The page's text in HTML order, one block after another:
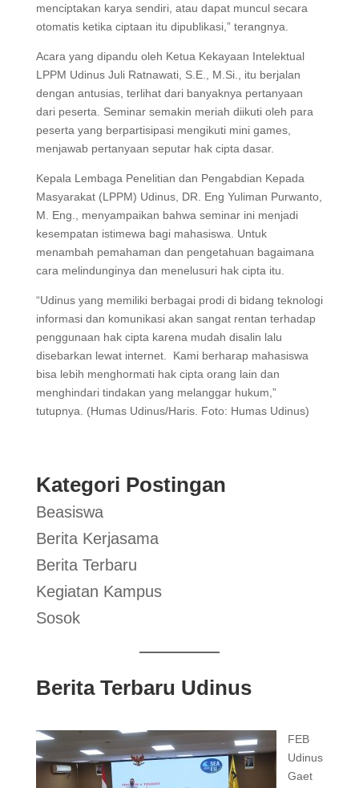
menciptakan karya sendiri, atau dapat muncul secara
otomatis ketika ciptaan itu dipublikasi,” terangnya.
Acara yang dipandu oleh Ketua Kekayaan Intelektual
LPPM Udinus Juli Ratnawati, S.E., M.Si., itu berjalan
dengan antusias, terlihat dari banyaknya pertanyaan
dari peserta. Seminar semakin meriah diikuti oleh para
peserta yang berpartisipasi mengikuti mini games,
menjawab pertanyaan seputar hak cipta dasar.
Kepala Lembaga Penelitian dan Pengabdian Kepada
Masyarakat (LPPM) Udinus, DR. Eng Yuliman Purwanto,
M. Eng., menyampaikan bahwa seminar ini menjadi
kesempatan istimewa bagi mahasiswa. Untuk
menambah pemahaman dan pengetahuan bagaimana
cara melindunginya dan menelusuri hak cipta itu.
“Udinus yang memiliki berbagai prodi di bidang teknologi
informasi dan komunikasi akan sangat rentan terhadap
penggunaan hak cipta karena mudah disalin lalu
disebarkan lewat internet. Kami berharap mahasiswa
bisa lebih menghormati hak cipta orang lain dan
menghindari tindakan yang melanggar hukum,”
tutupnya. (Humas Udinus/Haris. Foto: Humas Udinus)
Kategori Postingan
Beasiswa
Berita Kerjasama
Berita Terbaru
Kegiatan Kampus
Sosok
Berita Terbaru Udinus
FEB
Udinus
Gaet